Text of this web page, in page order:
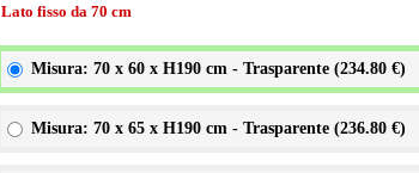
Lato fisso da 70 cm
Misura: 70 x 60 x H190 cm - Trasparente (234.80 €)
Misura: 70 x 65 x H190 cm - Trasparente (236.80 €)